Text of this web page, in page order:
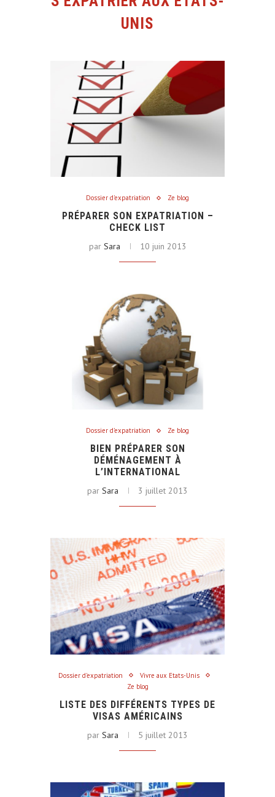
UNIS
Dossier d'expatriation Ze blog
PRÉPARER SON EXPATRIATION –
CHECK LIST
par Sara 10 juin 2013
Dossier d'expatriation Ze blog
BIEN PRÉPARER SON
DÉMÉNAGEMENT À
L’INTERNATIONAL
par Sara 3 juillet 2013
Dossier d'expatriation
Vivre aux Etats-Unis
Ze blog
LISTE DES DIFFÉRENTS TYPES DE
VISAS AMÉRICAINS
par Sara 5 juillet 2013